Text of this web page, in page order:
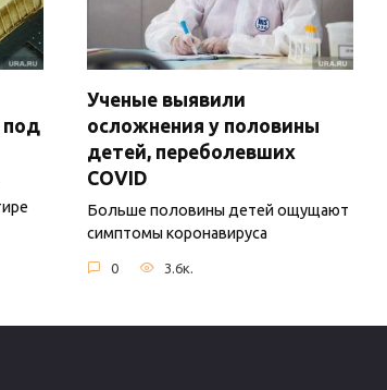
под
Ученые выявили
осложнения у половины
детей, переболевших
COVID
Больше половины детей ощущают
симптомы коронавируса
0 3.6к.